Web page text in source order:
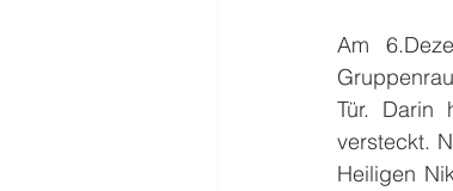
Am
Tür. Darin
versteckt.
Heiligen